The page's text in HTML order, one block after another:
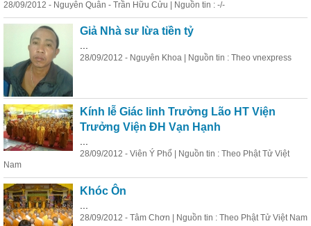
28/09/2012 - Nguyên Quân - Trần Hữu Cửu | Nguồn tin : -/-
Giả Nhà sư lừa tiền tỷ
28/09/2012 - Nguyên Khoa | Nguồn tin : Theo vnexpress
Kính lễ Giác linh Trưởng Lão HT Viện
Trưởng Viện ĐH Vạn Hạnh
28/09/2012 - Viên Ý Phổ | Nguồn tin : Theo Phật Tử Việt
Nam
Khóc Ôn
28/09/2012 - Tâm C hơn | Nguồn tin : Theo Phật Tử Việt Nam